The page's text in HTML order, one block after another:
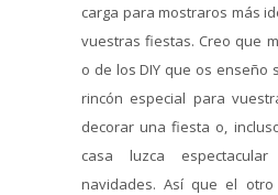
carga para mostraros más
vuestras fiestas. Creo que
o de los DIY que os enseño
rincón especial para
decorar una fiesta o,
casa luzca
navidades. Así que el